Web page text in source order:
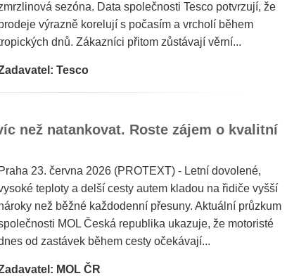
sezóna. Data společnosti Tesco potvrzují, že
výrazně korelují s počasím a vrcholí během
dnů. Zákazníci přitom zůstávají věrní...
Tesco
než natankovat. Roste zájem o kvalitní
Praha 23. června 2026 (PROTEXT) - Letní dovolené,
teploty a delší cesty autem kladou na řidiče vyšší
než běžné každodenní přesuny. Aktuální průzkum
MOL Česká republika ukazuje, že motoristé
od zastávek během cesty očekávají...
MOL ČR